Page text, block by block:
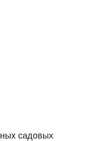
садовых